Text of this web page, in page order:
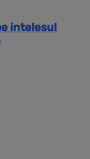
intelesul